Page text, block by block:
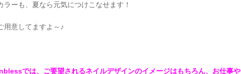
ラーも、夏なら元気につけこなせます！
用意してますよ～♪
では、ご要望されるネイルデザインのイメージはもちろん、お仕事や